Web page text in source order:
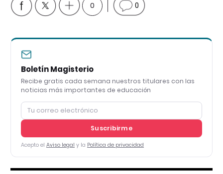
0 0
Boletín Magisterio
Recibe gratis cada semana nuestros titulares con las
noticias más importantes de educación
Suscribirme
Acepto el Aviso legal y la Política de privacidad